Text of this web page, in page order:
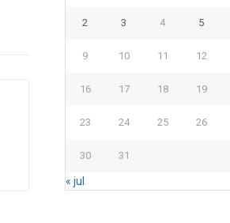
2 3 4 5
9 10 11 12
16 17 18 19
23 24 25 26
30 31
« jul